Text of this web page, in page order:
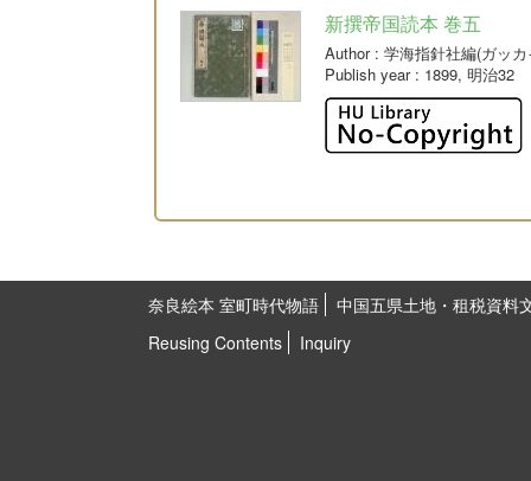
新撰帝国読本 巻五
Author: 学海指針社編(ガッ
Publish year: 1899, 明治32
奈良絵本 室町時代物語
中国五県土地・租税資料
Reusing Contents
Inquiry